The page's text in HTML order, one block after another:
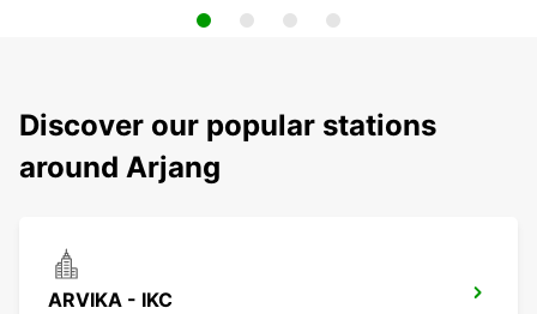
Discover our popular stations
around Arjang
ARVIKA - IKC